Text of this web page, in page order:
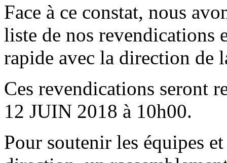
Face à ce constat, nous
liste de nos revendications
rapide avec la direction de
Ces revendications seront
12 JUIN 2018 à 10h00.
Pour soutenir les équipes